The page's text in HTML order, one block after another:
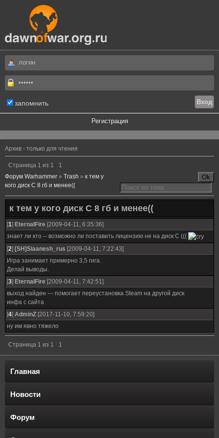
запомнить
Регистрация
.
Архив - только для чтения
Страница 1 из 1
1
Форум Warhammer » Trash » к тем у
кого диск С 8 гб и менее((
к тем у кого диск С 8 гб и менее((
[1] EternalFire [2009-04-11, 6:35:36]
знает ли кто -- возможно ли поставить лицензию не на диск С (((
[2] [SH]Slaanesh_rus [2009-04-11, 7:22:43]
Игра занимает примерно 3,5 гига.
Делай выводы.
[3] EternalFire [2009-04-11, 7:42:51]
выход найден --- помогает переустановка Steam на другой диск
инфа с сайта
[4] AdminZ [2017-11-10, 7:59:20]
ну им явно тяжело
Страница 1 из 1 1
Главная
Новости
Форум